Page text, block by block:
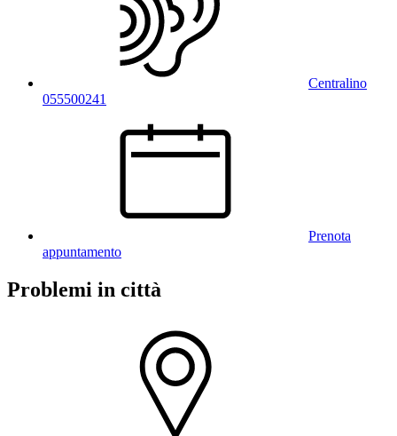
Centralino
055500241
Prenota
appuntamento
Problemi in città